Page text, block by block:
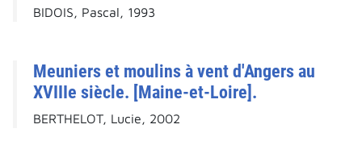
BIDOIS, Pascal, 1993
Meuniers et moulins à vent d'Angers au
XVIIIe siècle. [Maine-et-Loire].
BERTHELOT, Lucie, 2002